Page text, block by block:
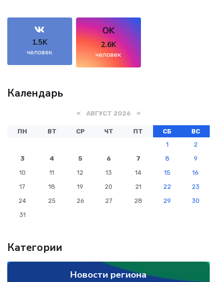
1.5K
человек
OK
2.6K
человек
Календарь
« АВГУСТ 2026 »
ПН ВТ СР ЧТ ПТ СБ
ВС
1
2
3
4 5 6 7 8
9
10
11 12 13 14 15
16
17
18 19 20 21 22
23
24
25 26 27 28 29
30
31
Категории
Новости региона